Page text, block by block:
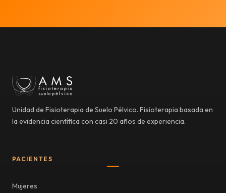
Unidad de Fisioterapia de Suelo Pélvico. Fisioterapia basada en
la evidencia científica con casi 20 años de experiencia.
PACIENTES
Mujeres